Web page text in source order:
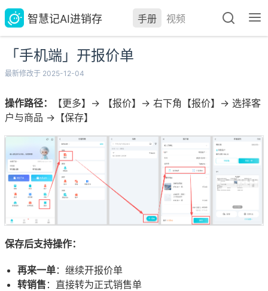
智慧记AI进销存 手册 视频
「手机端」开报价单
最新修改于 2025-12-04
操作路径：
【更多】→ 【报价】→ 右下角【报价】→ 选择客
户与商品 →【保存】
保存后支持操作：
再来一单：继续开报价单
转销售 ：直接转为正式销售单